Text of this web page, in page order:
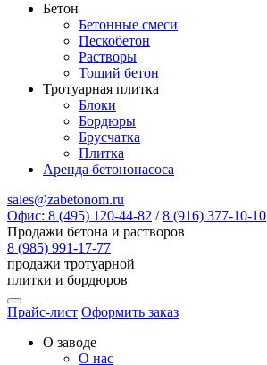
Бетон
Бетонные смеси
Пескобетон
Растворы
Тощий бетон
Тротуарная плитка
Блоки
Бордюры
Брусчатка
Плитка
Аренда бетононасоса
sales@zabetonom.ru
Офис: 8 (495) 120-44-82 / 8 (916) 377-10-10
Продажи бетона и растворов
8 (985) 991-17-77
продажи тротуарной
плитки и бордюров
Прайс-лист Оформить заказ
О заводе
О нас